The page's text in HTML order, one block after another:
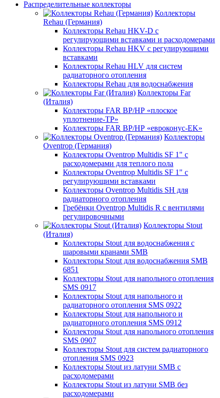
Распределительные коллекторы
Коллекторы
Rehau (Германия)
Коллекторы Rehau HKV-D с
регулирующими вставками и расходомерами
Коллекторы Rehau HKV с регулирующими
вставками
Коллекторы Rehau HLV для систем
радиаторного отопления
Коллекторы Rehau для водоснабжения
Коллекторы Far
(Италия)
Коллекторы FAR ВР/НР «плоское
уплотнение-TP»
Коллекторы FAR ВР/НР «евроконус-EK»
Коллекторы
Oventrop (Германия)
Коллекторы Oventrop Multidis SF 1" с
расходомерами для теплого пола
Коллекторы Oventrop Multidis SF 1" с
регулирующими вставками
Коллекторы Oventrop Multidis SH для
радиаторного отопления
Гребёнки Oventrop Multidis R с вентилями
регулировочными
Коллекторы Stout
(Италия)
Коллекторы Stout для водоснабжения с
шаровыми кранами SMB
Коллекторы Stout для водоснабжения SMB
6851
Коллекторы Stout для напольного отопления
SMS 0917
Коллекторы Stout для напольного и
радиаторного отопления SMS 0922
Коллекторы Stout для напольного и
радиаторного отопления SMS 0912
Коллекторы Stout для напольного отопления
SMS 0907
Коллекторы Stout для систем радиаторного
отопления SMS 0923
Коллекторы Stout из латуни SMB с
расходомерами
Коллекторы Stout из латуни SMB без
расходомерами